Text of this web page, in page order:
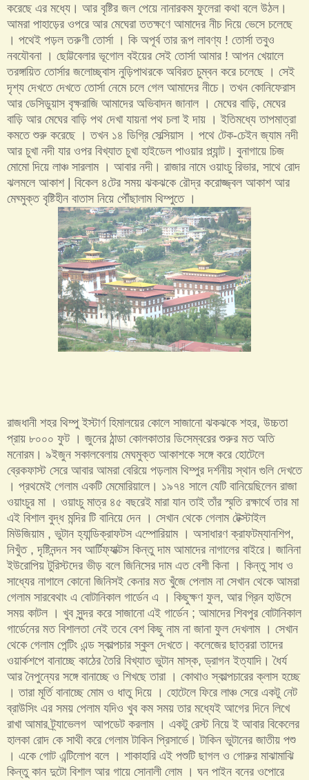
করেছে এর মধ্যে। আর বৃষ্টির জল পেয়ে নানারকম ফুলেরা কথা বলে উঠল।
আমরা পাহাড়ের ওপরে আর মেঘেরা ততক্ষণে আমাদের নীচ দিয়ে ভেসে চলেছে
। পথেই পড়ল তরুণী তোর্সা । কি অপূর্ব তার রূপ লাবণ্য ! তোর্সা তবুও
নবযৌবনা । ছোট্টবেলার ভূগোল ব‌ইয়ের সেই তোর্সা আমার ! আপন খেয়ালে
তরঙ্গায়িত তোর্সার জলোচ্ছ্বাস নুড়িপাথরকে অবিরত চুম্বন করে চলেছে । সেই
দৃশ্য দেখতে দেখতে তোর্সা নেমে চলে গেল আমাদের নীচে। তখন কোনিফেরাস
আর ডেসিডুয়াস বৃক্ষরাজি আমাদের অভিবাদন জানাল । মেঘের বাড়ি, মেঘের
বাড়ি আর মেঘের বাড়ি পথ দেখা যায়না পথ চলা ই দায় । ইতিমধ্যে তাপমাত্রা
কমতে শুরু করেছে । তখন ১৪ ডিগ্রি সেল্সিয়াস । পথে টেক-চেইন জ্যাম নদী
আর চুখা নদী যার ওপর বিখ্যাত চুখা হাইডেল পাওয়ার প্ল্যান্ট। বুনাগায়ে চিজ
মোমো দিয়ে লাঞ্চ সারলাম । আবার নদী। রাজার নামে ওয়াংচু রিভার, সাথে রোদ
ঝলমলে আকাশ | বিকেল ৪টের সময় ঝকঝকে রৌদ্র করোজ্জ্বল আকাশ আর
মেঘ্মুক্ত বৃষ্টিহীন বাতাস নিয়ে পৌঁছালাম থিম্পুতে ।
রাজধানী শহর থিম্পু ইস্টার্ণ হিমালয়ের কোলে সাজানো ঝকঝকে শহর, উচ্চতা
প্রায় ৮০০০ ফুট । জুনের ঠান্ডা কোলকাতার ডিসেম্বরের শুরুর মত অতি
মনোরম। ৯ইজুন সকালবেলায় মেঘমুক্ত আকাশকে সঙ্গে করে হোটেলে
ব্রেকফাস্ট সেরে আবার আমরা বেরিয়ে পড়লাম থিম্পুর দর্শনীয় স্থান গুলি দেখতে
। প্রথমেই গেলাম একটি মেমোরিয়ালে। ১৯৭৪ সালে যেটি বানিয়েছিলেন রাজা
ওয়াংচুর মা । ওয়াংচু মাত্র ৪৫ বছরেই মারা যান তাই তাঁর স্মৃতি রক্ষার্থে তার মা
এই বিশাল বুদ্ধ মন্দির টি বানিয়ে দেন । সেখান থেকে গেলাম টেক্স্টাইল
মিউজিয়াম , ভুটান হ্যান্ডিক্রাফটস এম্পোরিয়াম । অসাধারণ ক্রাফটম্যানশিপ,
নিখুঁত , দৃষ্টিনন্দন সব আর্টিফ্যাক্টস কিন্তু দাম আমাদের নাগালের বাইরে। জানিনা
ইউরোপিয় টুরিস্টদের ভীড় বলে জিনিসের দাম এত বেশী কিনা । কিন্তু সাধ ও
সাধ্যের নাগালে কোনো জিনিসই কেনার মত খুঁজে পেলাম না সেখান থেকে আমরা
গেলাম সারবেথাং এ বোটানিকাল গার্ডেন এ । কিছুক্ষণ ফুল, আর গ্রিন হাউসে
সময় কাটল । খুব সুন্দর করে সাজানো এই গার্ডেন ; আমাদের শিবপুর বোটানিকাল
গার্ডেনের মত বিশালতা নেই তবে বেশ কিছু নাম না জানা ফুল দেখলাম । সেখান
থেকে গেলাম পেন্টিং এন্ড স্কাল্পচার স্কুল দেখতে। কলেজের ছাত্ররা তাদের
ওয়ার্কশপে বানাচ্ছে কাঠের তৈরি বিখ্যাত ভুটান মাস্ক, ড্রাগন ইত্যাদি। ধৈর্য
আর নৈপুন্যের সঙ্গে বানাচ্ছে ও শিখছে তারা । কোথাও স্কাল্পচারের ক্লাস হচ্ছে
। তারা মূর্তি বানাচ্ছে মোম ও ধাতু দিয়ে । হোটেলে ফিরে লাঞ্চ সেরে একটু নেট
ব্রাউসিং এর সময় পেলাম যদিও খুব কম সময় তার মধ্যেই আগের দিনে লিখে
রাখা আমার ট্র্যাভেলগ আপডেট করলাম । একটু রেস্ট নিয়ে ই আবার বিকেলের
হালকা রোদ কে সাথী করে গেলাম টাকিন প্রিসার্ভে। টাকিন ভুটানের জাতীয় পশু
। একে গোট এন্টিলোপ বলে । শাকাহারি এই পশুটি ছাগল ও গোরুর মাঝামাঝি
কিন্তু কান দুটো বিশাল আর গায়ে সোনালী লোম । ঘন পাইন বনের ওপোরে